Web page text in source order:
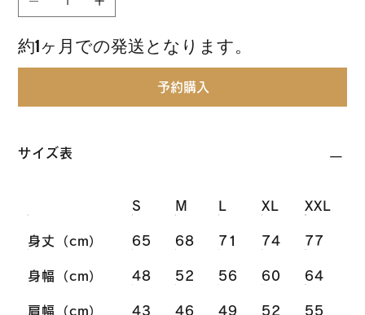
約1ヶ月での発送となります。
予約購入
サイズ表
S M XL XXL
身丈（cm） 65 68 71 74 77
身幅（cm） 48 52 56 60 64
肩幅（cm） 43 46 49 52 55